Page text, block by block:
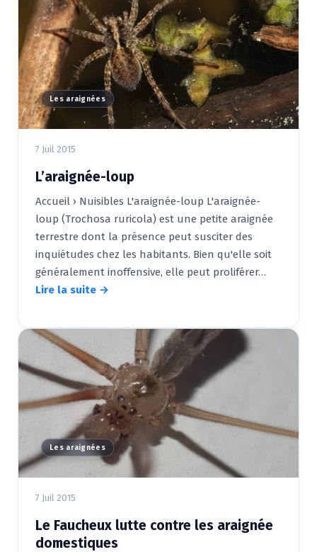
Les araignées
7 Juil 2015
L’araignée-loup
Accueil › Nuisibles L'araignée-loup L'araignée-
loup (Trochosa ruricola) est une petite araignée
terrestre dont la présence peut susciter des
inquiétudes chez les habitants. Bien qu'elle soit
généralement inoffensive, elle peut proliférer…
Lire la suite →
Les araignées
7 Juil 2015
Le Faucheux lutte contre les araignée
domestiques